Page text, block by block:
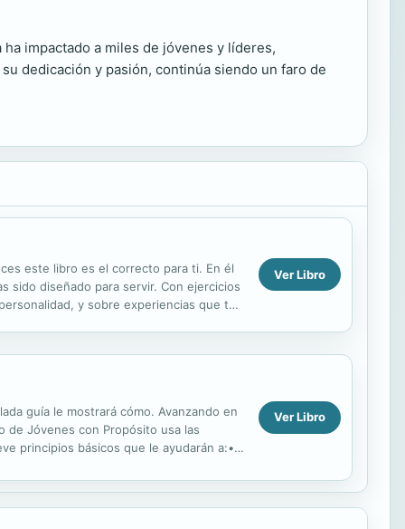
impactado a miles de jóvenes y líderes,
dedicación y pasión, continúa siendo un faro de
este libro es el correcto para ti. En él
sido diseñado para servir. Con ejercicios
y sobre experiencias que te
Ver Libro
guía le mostrará cómo. Avanzando en
de Jóvenes con Propósito usa las
principios básicos que le ayudarán a:•
Ver Libro